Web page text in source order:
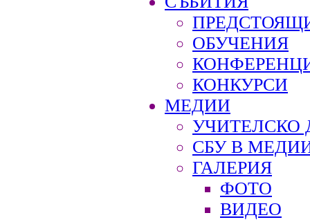
ОБУЧЕНИЯ
КОНКУРСИ
МЕДИИ
УЧИТЕЛСКО
СБУ В
ГАЛЕРИЯ
ФОТО
ВИДЕО